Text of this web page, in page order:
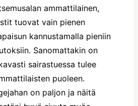
ammattilainen,
tuovat vain pienen
kannustamalla pieniin
Sanomattakin on
sairastuessa tulee
puoleen.
on paljon ja näitä